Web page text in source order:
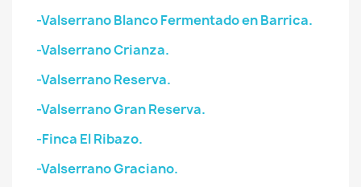
-Valserrano Blanco Fermentado en Barrica.
-Valserrano Crianza.
-Valserrano Reserva.
-Valserrano Gran Reserva.
-Finca El Ribazo.
-Valserrano Graciano.